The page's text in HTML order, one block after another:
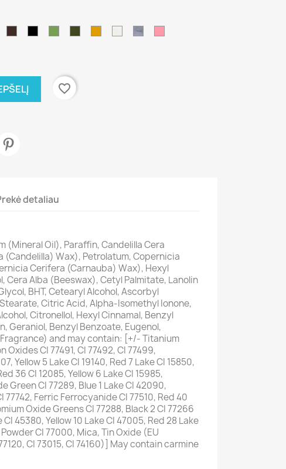
509/geltona
natural
favorite_border
detaliau
(Mineral Oil), Paraffin, Candelilla Cera
(Candelilla) Wax), Petrolatum, Copernicia
Cerifera (Carnauba) Wax), Hexyl
Cera Alba (Beeswax), Cetyl Palmitate, Lanolin
BHT, Cetearyl Alcohol, Ascorbyl
Citric Acid, Alpha-Isomethyl Ionone,
Citronellol, Hexyl Cinnamal, Benzyl
Geraniol, Benzyl Benzoate, Eugenol,
and may contain: [+/- Titanium
Oxides CI 77491, CI 77492, CI 77499,
Yellow 5 Lake CI 19140, Red 7 Lake CI 15850,
36 CI 12085, Yellow 6 Lake CI 15985,
Green CI 77289, Blue 1 Lake CI 42090,
77742, Ferric Ferrocyanide CI 77510, Red 40
Oxide Greens CI 77288, Black 2 CI 77266
45380, Yellow 10 Lake CI 47005, Red 28 Lake
CI 77000, Mica, Tin Oxide (EU
CI 73015, CI 74160)] May contain carmine